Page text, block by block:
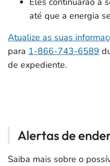
até que a energia
Atualize as suas
para 1-866-743-6589
de expediente.
Alertas de
Saiba mais sobre o